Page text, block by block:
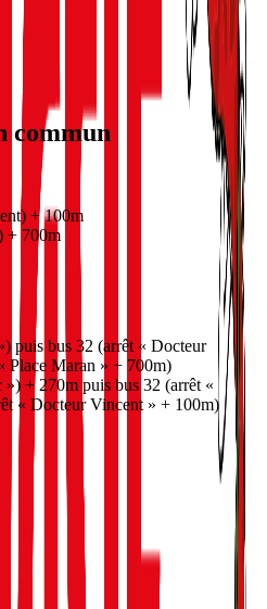
commun
+ 100m
+ 700m
puis bus 32 (arrêt « Docteur
Place Maran » + 700m)
+ 270m puis bus 32 (arrêt «
« Docteur Vincent » + 100m)